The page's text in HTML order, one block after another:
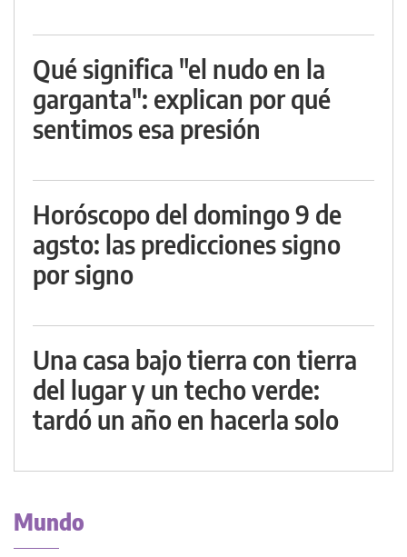
Qué significa "el nudo en la
garganta": explican por qué
sentimos esa presión
Horóscopo del domingo 9 de
agsto: las predicciones signo
por signo
Una casa bajo tierra con tierra
del lugar y un techo verde:
tardó un año en hacerla solo
Mundo